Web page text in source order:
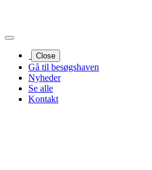
Close
Gå til besøgshaven
Nyheder
Se alle
Kontakt